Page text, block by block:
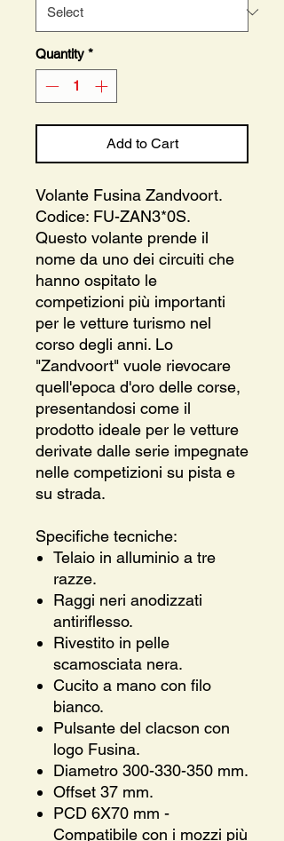
Quantity *
Add to Cart
Volante Fusina Zandvoort.
Codice: FU-ZAN3*0S.
Questo volante prende il
nome da uno dei circuiti che
hanno ospitato le
competizioni più importanti
per le vetture turismo nel
corso degli anni. Lo
"Zandvoort" vuole rievocare
quell'epoca d'oro delle corse,
presentandosi come il
prodotto ideale per le vetture
derivate dalle serie impegnate
nelle competizioni su pista e
su strada.
Specifiche tecniche:
Telaio in alluminio a tre
razze.
Raggi neri anodizzati
antiriflesso.
Rivestito in pelle
scamosciata nera.
Cucito a mano con filo
bianco.
Pulsante del clacson con
logo Fusina.
Diametro 300-330-350 mm.
Offset 37 mm.
PCD 6X70 mm -
Compatibile con i mozzi più